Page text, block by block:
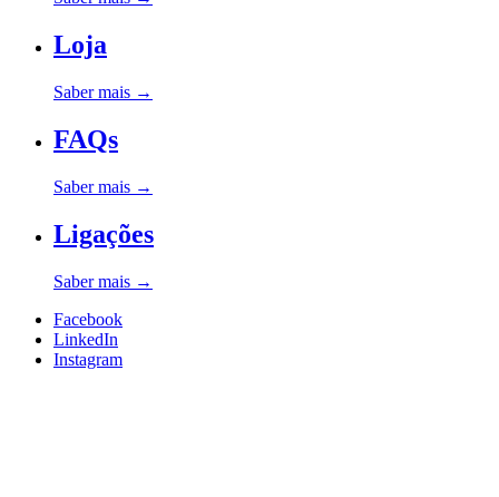
Loja
Saber mais →
FAQs
Saber mais →
Ligações
Saber mais →
Facebook
LinkedIn
Instagram